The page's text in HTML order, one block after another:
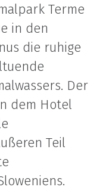
Terme
in den
die ruhige
Der
dem Hotel
Teil